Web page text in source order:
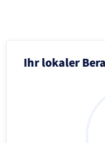
Ihr lokaler